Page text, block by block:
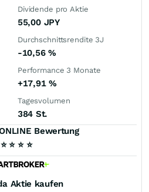
Dividende pro Aktie
55,00 JPY
Durchschnittsrendite 3J
-10,56 %
Performance 3 Monate
+17,91 %
Tagesvolumen
384 St.
Bewertung
⭐ ⭐ ⭐ ⭐
Aktie kaufen